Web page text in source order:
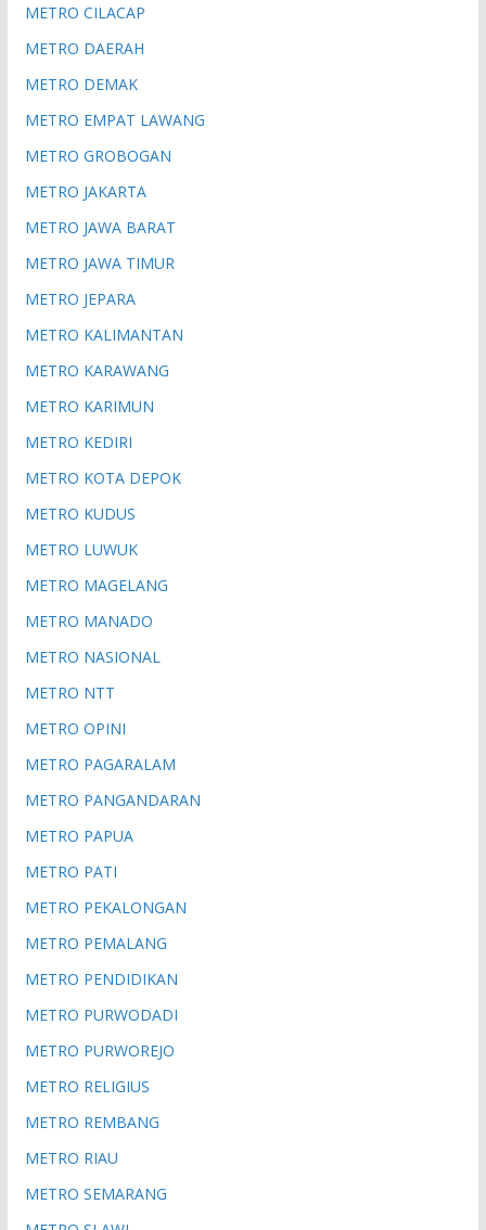
METRO CILACAP
METRO DAERAH
METRO DEMAK
METRO EMPAT LAWANG
METRO GROBOGAN
METRO JAKARTA
METRO JAWA BARAT
METRO JAWA TIMUR
METRO JEPARA
METRO KALIMANTAN
METRO KARAWANG
METRO KARIMUN
METRO KEDIRI
METRO KOTA DEPOK
METRO KUDUS
METRO LUWUK
METRO MAGELANG
METRO MANADO
METRO NASIONAL
METRO NTT
METRO OPINI
METRO PAGARALAM
METRO PANGANDARAN
METRO PAPUA
METRO PATI
METRO PEKALONGAN
METRO PEMALANG
METRO PENDIDIKAN
METRO PURWODADI
METRO PURWOREJO
METRO RELIGIUS
METRO REMBANG
METRO RIAU
METRO SEMARANG